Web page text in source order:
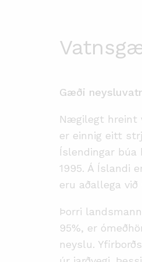
Gæði
Nægilegt hreint
er einnig eitt
Íslendingar
1995. Á Íslandi
eru aðallega
Þorri
95%, er
neyslu.